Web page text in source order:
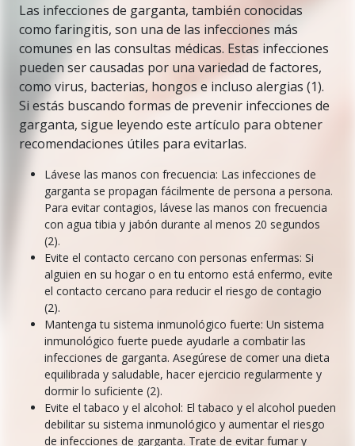
Las infecciones de garganta, también conocidas
como faringitis, son una de las infecciones más
comunes en las consultas médicas. Estas infecciones
pueden ser causadas por una variedad de factores,
como virus, bacterias, hongos e incluso alergias (1).
Si estás buscando formas de prevenir infecciones de
garganta, sigue leyendo este artículo para obtener
recomendaciones útiles para evitarlas.
Lávese las manos con frecuencia: Las infecciones de
garganta se propagan fácilmente de persona a persona.
Para evitar contagios, lávese las manos con frecuencia
con agua tibia y jabón durante al menos 20 segundos
(2).
Evite el contacto cercano con personas enfermas: Si
alguien en su hogar o en tu entorno está enfermo, evite
el contacto cercano para reducir el riesgo de contagio
(2).
Mantenga tu sistema inmunológico fuerte: Un sistema
inmunológico fuerte puede ayudarle a combatir las
infecciones de garganta. Asegúrese de comer una dieta
equilibrada y saludable, hacer ejercicio regularmente y
dormir lo suficiente (2).
Evite el tabaco y el alcohol: El tabaco y el alcohol pueden
debilitar su sistema inmunológico y aumentar el riesgo
de infecciones de garganta. Trate de evitar fumar y